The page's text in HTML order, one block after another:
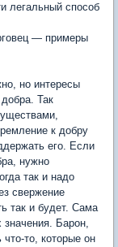
легальный способ
— примеры
но интересы
Так
к добру
его. Если
нужно
так и надо
свержение
так и будет. Сама
значения. Барон,
то, которые он